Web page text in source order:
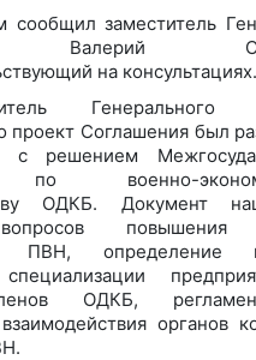
сообщил заместитель
Валерий
на консультациях.
Генерального
проект Соглашения был
с решением
военно-
ОДКБ. Документ
повышения
ПВН, определение
специализации
членов ОДКБ,
органов